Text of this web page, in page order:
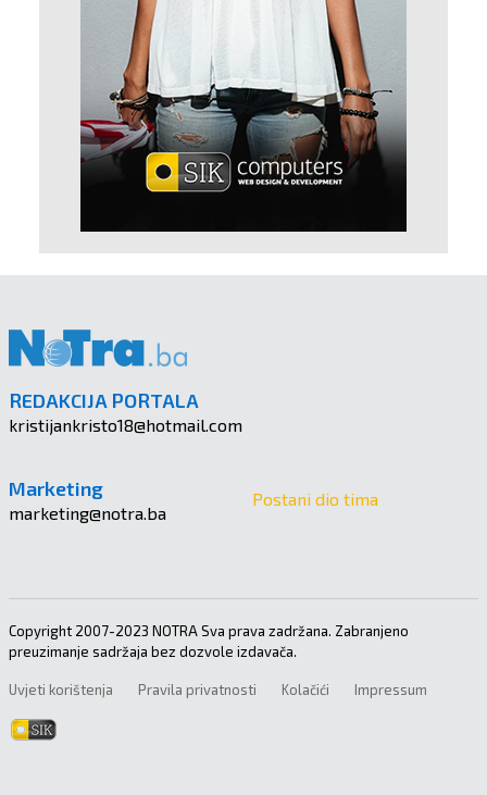
REDAKCIJA PORTALA
kristijankristo18@hotmail.com
Marketing
marketing@notra.ba
Postani dio tima
Copyright 2007-2023 NOTRA Sva prava zadržana. Zabranjeno
preuzimanje sadržaja bez dozvole izdavača.
Uvjeti korištenja Pravila privatnosti Kolačići Impressum